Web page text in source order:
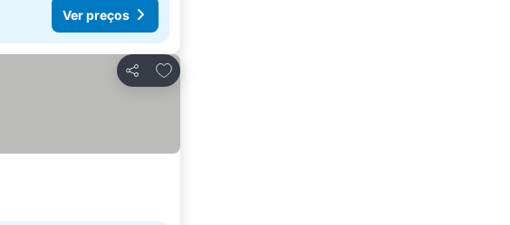
Ver preços
Partilhar
Adicionar aos favoritos